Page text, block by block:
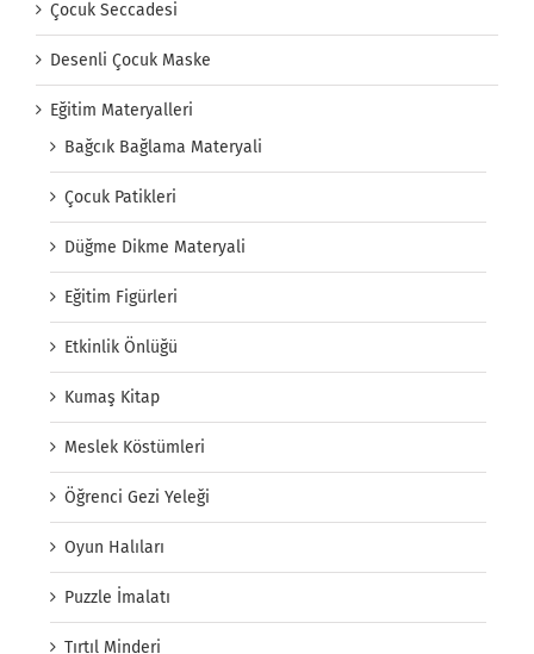
Çocuk Seccadesi
Desenli Çocuk Maske
Eğitim Materyalleri
Bağcık Bağlama Materyali
Çocuk Patikleri
Düğme Dikme Materyali
Eğitim Figürleri
Etkinlik Önlüğü
Kumaş Kitap
Meslek Köstümleri
Öğrenci Gezi Yeleği
Oyun Halıları
Puzzle İmalatı
Tırtıl Minderi